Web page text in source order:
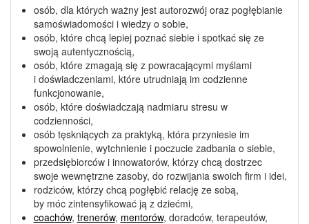
osób, dla których ważny jest autorozwój oraz pogłębianie
samoświadomości i wiedzy o sobie,
osób, które chcą lepiej poznać siebie i spotkać się ze
swoją autentycznością,
osób, które zmagają się z powracającymi myślami
i doświadczeniami, które utrudniają im codzienne
funkcjonowanie,
osób, które doświadczają nadmiaru stresu w
codzienności,
osób tęskniących za praktyką, która przyniesie im
spowolnienie, wytchnienie i poczucie zadbania o siebie,
przedsiębiorców i innowatorów, którzy chcą dostrzec
swoje wewnętrzne zasoby, do rozwijania swoich firm i idei,
rodziców, którzy chcą pogłębić relację ze sobą,
by móc zintensyfikować ją z dziećmi,
coachów, trenerów, mentorów, doradców, terapeutów,